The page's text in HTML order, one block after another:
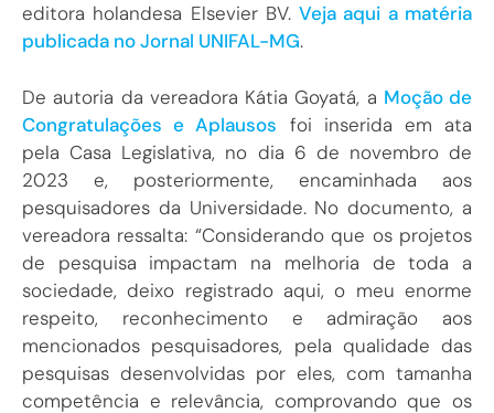
editora holandesa Elsevier BV.Veja aqui a matéria
publicada no Jornal UNIFAL-MG.
De autoria da vereadora Kátia Goyatá, a Moção de
Congratulações e Aplausos foi inserida em ata
pela Casa Legislativa, no dia 6 de novembro de
2023 e, posteriormente, encaminhada aos
pesquisadores da Universidade. No documento, a
vereadora ressalta: “Considerando que os projetos
de pesquisa impactam na melhoria de toda a
sociedade, deixo registrado aqui, o meu enorme
respeito, reconhecimento e admiração aos
mencionados pesquisadores, pela qualidade das
pesquisas desenvolvidas por eles, com tamanha
competência e relevância, comprovando que os